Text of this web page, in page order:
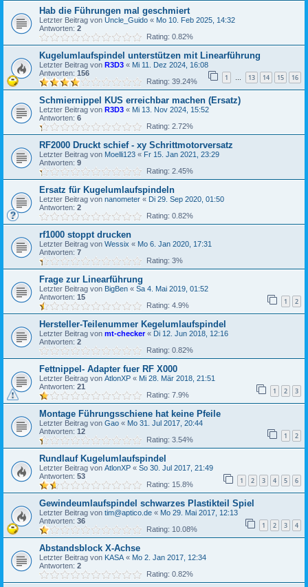
Hab die Führungen mal geschmiert
Letzter Beitrag von Uncle_Guido « Mo 10. Feb 2025, 14:32
Antworten: 2
Rating: 0.82%
Kugelumlaufspindel unterstützen mit Linearführung
Letzter Beitrag von R3D3 « Mi 11. Dez 2024, 16:08
Antworten: 156 1 … 13 14 15 16
Rating: 39.24%
Schmiernippel KUS erreichbar machen (Ersatz)
Letzter Beitrag von R3D3 « Mi 13. Nov 2024, 15:52
Antworten: 6
Rating: 2.72%
RF2000 Druckt schief - xy Schrittmotorversatz
Letzter Beitrag von Moelli123 « Fr 15. Jan 2021, 23:29
Antworten: 9
Rating: 2.45%
Ersatz für Kugelumlaufspindeln
Letzter Beitrag von nanometer « Di 29. Sep 2020, 01:50
Antworten: 2
Rating: 0.82%
rf1000 stoppt drucken
Letzter Beitrag von Wessix « Mo 6. Jan 2020, 17:31
Antworten: 7
Rating: 3%
Frage zur Linearführung
Letzter Beitrag von BigBen « Sa 4. Mai 2019, 01:52
Antworten: 15 1 2
Rating: 4.9%
Hersteller-Teilenummer Kegelumlaufspindel
Letzter Beitrag von mt-checker« Di 12. Jun 2018, 12:16
Antworten: 2
Rating: 0.82%
Fettnippel- Adapter fuer RF X000
Letzter Beitrag von AtlonXP « Mi 28. Mär 2018, 21:51
Antworten: 21 1 2 3
Rating: 7.9%
Montage Führungsschiene hat keine Pfeile
Letzter Beitrag von Gao « Mo 31. Jul 2017, 20:44
Antworten: 12 1 2
Rating: 3.54%
Rundlauf Kugelumlaufspindel
Letzter Beitrag von AtlonXP « So 30. Jul 2017, 21:49
Antworten: 53 1 2 3 4 5 6
Rating: 15.8%
Gewindeumlaufspindel schwarzes Plastikteil Spiel
Letzter Beitrag von tim@aptico.de « Mo 29. Mai 2017, 12:13
Antworten: 36 1 2 3 4
Rating: 10.08%
Abstandsblock X-Achse
Letzter Beitrag von KASA « Mo 2. Jan 2017, 12:34
Antworten: 2
Rating: 0.82%